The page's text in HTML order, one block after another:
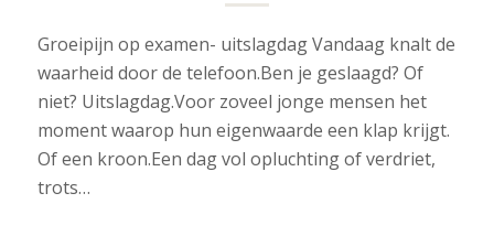
Groeipijn op examen- uitslagdag Vandaag knalt de
waarheid door de telefoon.Ben je geslaagd? Of
niet? Uitslagdag.Voor zoveel jonge mensen het
moment waarop hun eigenwaarde een klap krijgt.
Of een kroon.Een dag vol opluchting of verdriet,
trots…